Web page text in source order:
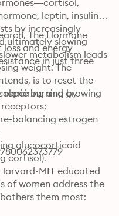
leptin, insulin,
by increasingly
ultimately slowing
metabolism leads
weight. The
is to reset the
repairing and growing
The Hormone
loss and energy
in just three
burning by
balancing estrogen
glucocorticoid
cortisol).
MIT educated
of women address the
them most:
and illness. Going